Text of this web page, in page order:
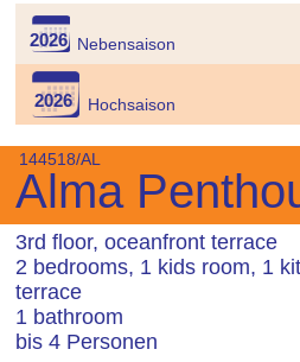
2026 Nebensaison
2026 Hochsaison
144518/AL
Alma
3rd floor, oceanfront terrace
2 bedrooms, 1 kids room, 1
terrace
1 bathroom
bis 4 Personen